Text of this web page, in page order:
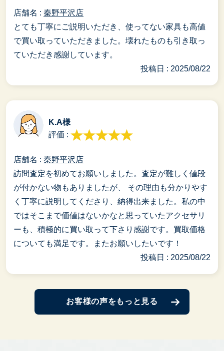
店舗名 : 秦野平沢店
とても丁寧にご説明いただき、使ってない家具も高値
で買い取っていただきました。壊れたものも引き取っ
ていただき感謝しています。
投稿日 : 2025/08/22
K.A様
評価 :
店舗名 : 秦野平沢店
訪問査定を初めてお願いしました。査定が難しく値段
が付かない物もありましたが、 その理由も分かりやす
く丁寧に説明してくださり、納得出来ました。私の中
ではそこまで価値はないかなと思っていたアクセサリ
ーも、積極的に買い取って下さり感謝です。買取価格
についても満足です。またお願いしたいです！
投稿日 : 2025/08/22
お客様の声をもっと見る